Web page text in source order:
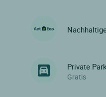
Private
Gratis